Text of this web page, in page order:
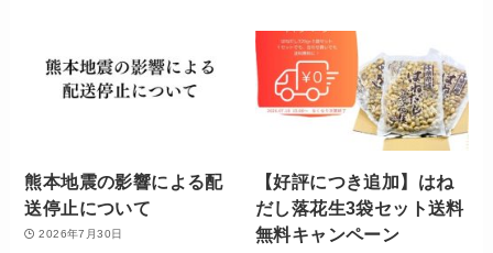
熊本地震の影響による配
送停止について
2026年7月30日
【好評につき追加】はね
だし落花生3袋セット送料
無料キャンペーン